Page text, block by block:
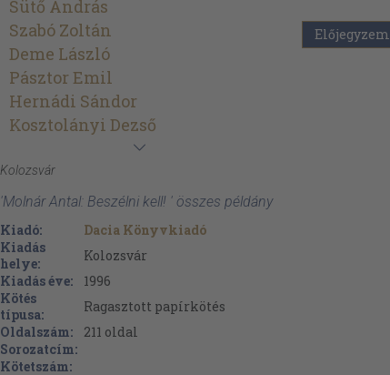
Sütő András
Szabó Zoltán
Deme László
Pásztor Emil
Hernádi Sándor
Kosztolányi Dezső
Kolozsvár
'Molnár Antal: Beszélni kell! ' összes példány
Kiadó:
Dacia Könyvkiadó
Kiadás
helye:
Kolozsvár
Kiadás éve:
1996
Kötés
típusa:
Ragasztott papírkötés
Oldalszám:
211 oldal
Sorozatcím:
Kötetszám:
Előjegyzem